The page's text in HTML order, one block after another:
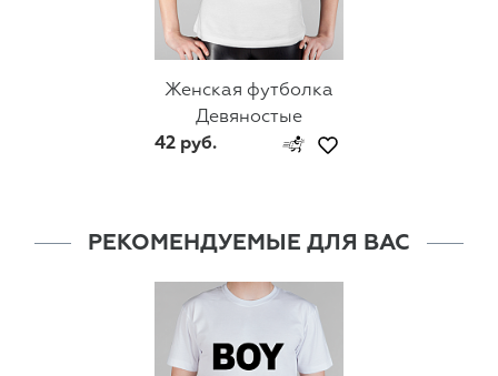
Женская футболка
Девяностые
42 руб.
РЕКОМЕНДУЕМЫЕ ДЛЯ ВАС